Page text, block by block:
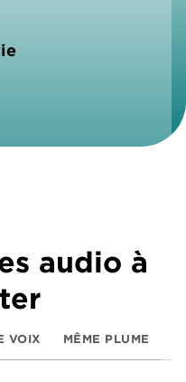
audio à
VOIX MÊME PLUME